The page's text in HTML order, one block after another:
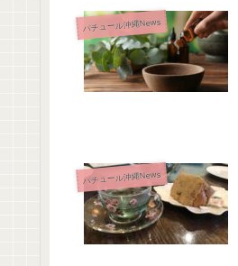
パチュール沖縄News
パチュール沖縄News